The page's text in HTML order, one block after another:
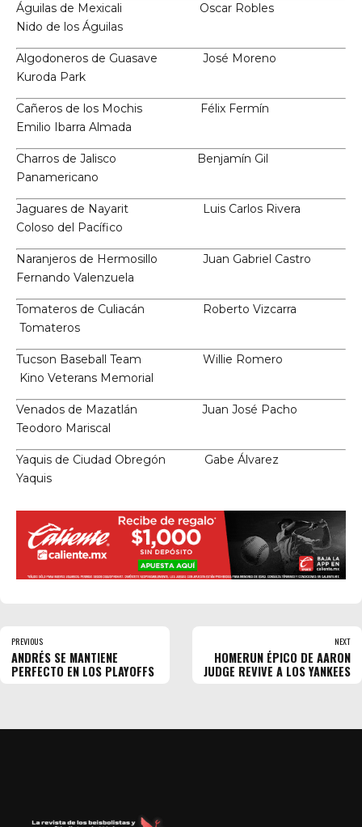
Águilas de Mexicali Oscar Robles
Nido de los Águilas
Algodoneros de Guasave José Moreno
Kuroda Park
Cañeros de los Mochis Félix Fermín
Emilio Ibarra Almada
Charros de Jalisco Benjamín Gil
Panamericano
Jaguares de Nayarit Luis Carlos Rivera
Coloso del Pacífico
Naranjeros de Hermosillo Juan Gabriel Castro
Fernando Valenzuela
Tomateros de Culiacán Roberto Vizcarra
Tomateros
Tucson Baseball Team Willie Romero
Kino Veterans Memorial
Venados de Mazatlán Juan José Pacho
Teodoro Mariscal
Yaquis de Ciudad Obregón Gabe Álvarez
Yaquis
PREVIOUS
ANDRÉS SE MANTIENE
PERFECTO EN LOS PLAYOFFS
NEXT
HOMERUN ÉPICO DE AARON
JUDGE REVIVE A LOS YANKEES